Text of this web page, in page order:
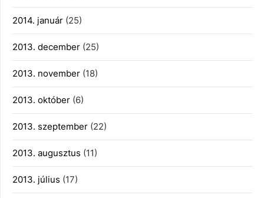
2014. január (25)
2013. december (25)
2013. november (18)
2013. október (6)
2013. szeptember (22)
2013. augusztus (11)
2013. július (17)